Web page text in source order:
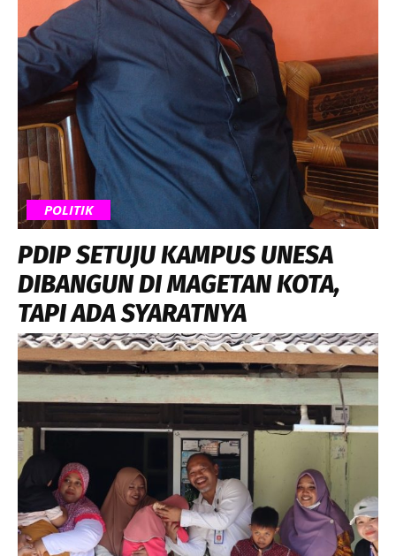
POLITIK
PDIP SETUJU KAMPUS UNESA
DIBANGUN DI MAGETAN KOTA,
TAPI ADA SYARATNYA